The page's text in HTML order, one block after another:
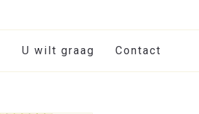
U wilt graag Contact